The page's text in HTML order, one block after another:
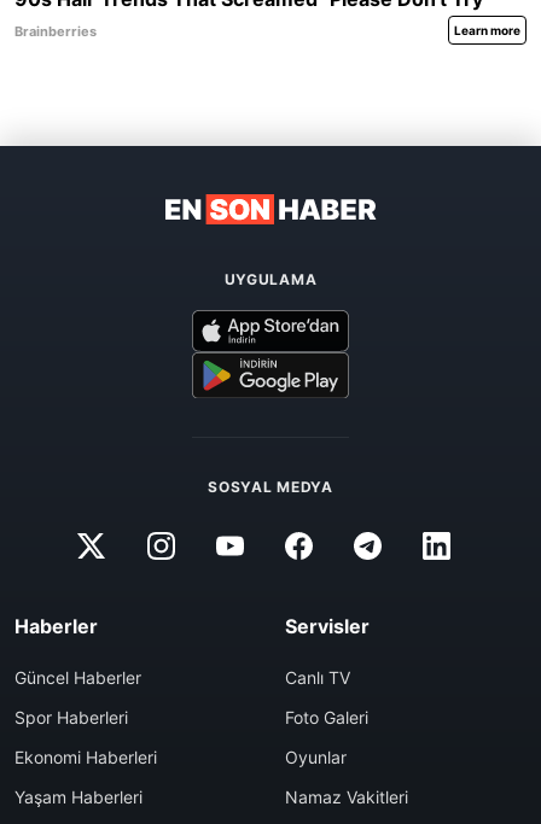
UYGULAMA
SOSYAL MEDYA
Haberler
Güncel Haberler
Spor Haberleri
Ekonomi Haberleri
Yaşam Haberleri
Servisler
Canlı TV
Foto Galeri
Oyunlar
Namaz Vakitleri